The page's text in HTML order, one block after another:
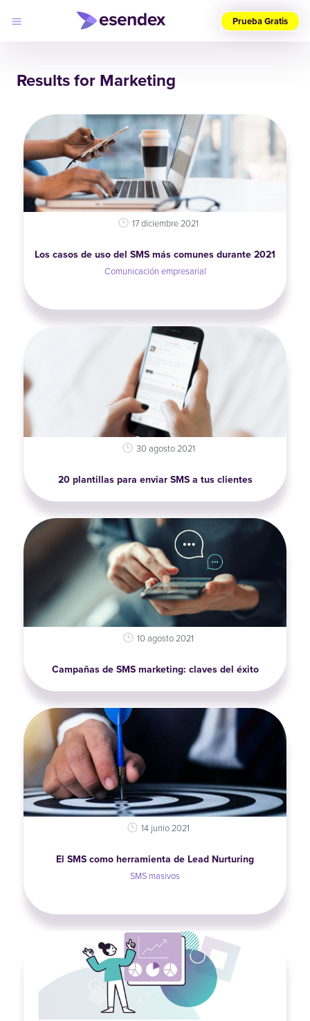
país
Productos
Soluciones
Desarrolladores
Precios
Por qué
elegirnos
Log
in
Prueba Gratis
Results for Marketing
17 diciembre 2021
Los casos de uso del SMS más comunes durante 2021
Comunicación empresarial
30 agosto 2021
20 plantillas para enviar SMS a tus clientes
10 agosto 2021
Campañas de SMS marketing: claves del éxito
14 junio 2021
El SMS como herramienta de Lead Nurturing
SMS masivos